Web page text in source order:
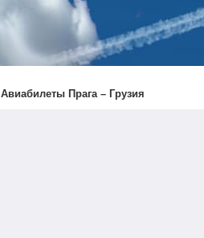
Авиабилеты Прага – Грузия